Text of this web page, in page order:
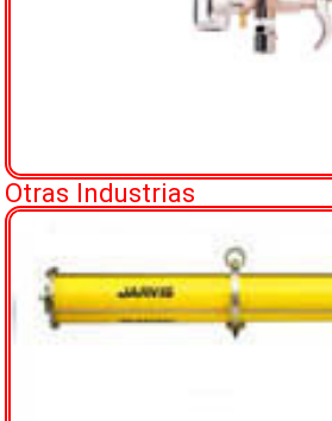
Otras Industrias